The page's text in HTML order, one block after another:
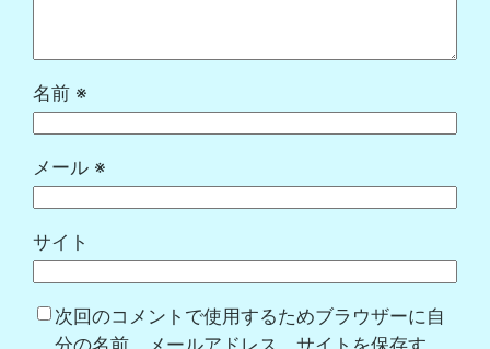
名前 ※
メール ※
サイト
次回のコメントで使用するためブラウザーに自
分の名前、メールアドレス、サイトを保存す